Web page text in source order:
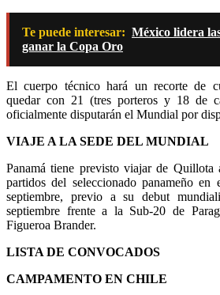
Te puede interesar: México lidera
ganar la Copa Oro
El cuerpo técnico hará un recorte de
quedar con 21 (tres porteros y 18 de
oficialmente disputarán el Mundial por
VIAJE A LA SEDE DEL MUNDIAL
Panamá tiene previsto viajar de Quillota
partidos del seleccionado panameño
septiembre, previo a su debut
septiembre frente a la Sub-20 de
Figueroa Brander.
LISTA DE CONVOCADOS
CAMPAMENTO EN CHILE